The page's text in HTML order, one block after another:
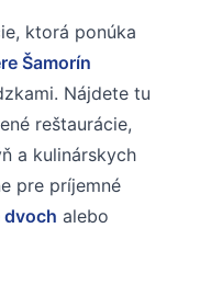
ktorá ponúka
Šamorín
Nájdete tu
reštaurácie,
a kulinárskych
pre príjemné
dvoch alebo